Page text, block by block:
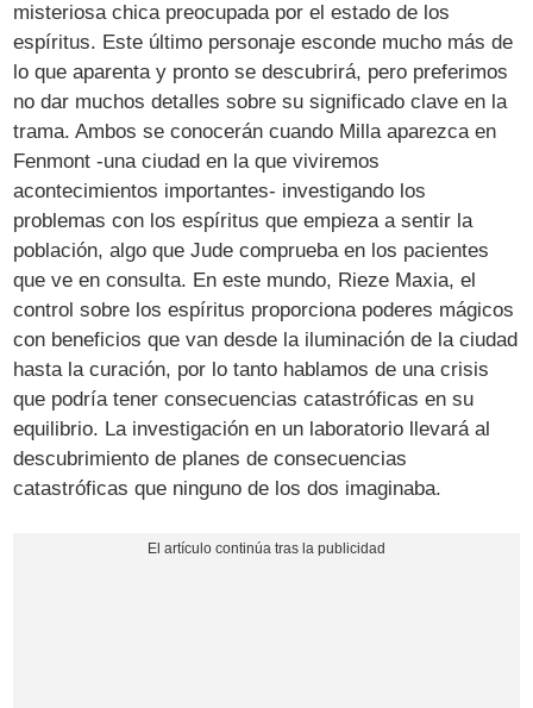
misteriosa chica preocupada por el estado de los
espíritus. Este último personaje esconde mucho más de
lo que aparenta y pronto se descubrirá, pero preferimos
no dar muchos detalles sobre su significado clave en la
trama. Ambos se conocerán cuando Milla aparezca en
Fenmont -una ciudad en la que viviremos
acontecimientos importantes- investigando los
problemas con los espíritus que empieza a sentir la
población, algo que Jude comprueba en los pacientes
que ve en consulta. En este mundo, Rieze Maxia, el
control sobre los espíritus proporciona poderes mágicos
con beneficios que van desde la iluminación de la ciudad
hasta la curación, por lo tanto hablamos de una crisis
que podría tener consecuencias catastróficas en su
equilibrio. La investigación en un laboratorio llevará al
descubrimiento de planes de consecuencias
catastróficas que ninguno de los dos imaginaba.